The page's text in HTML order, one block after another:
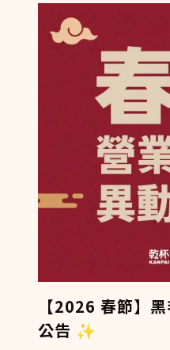
【2026 春節】
公告 ✨